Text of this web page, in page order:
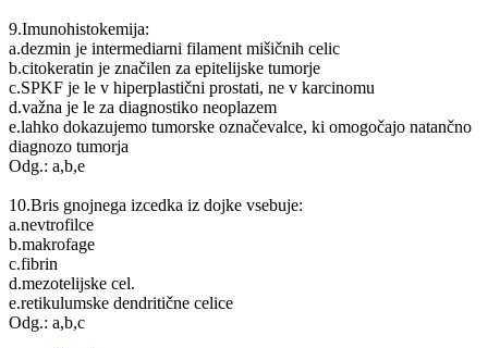
9.Imunohistokemija:
a.dezmin je intermediarni filament mišičnih celic
b.citokeratin je značilen za epitelijske tumorje
c.SPKF je le v hiperplastični prostati, ne v karcinomu
d.važna je le za diagnostiko neoplazem
e.lahko dokazujemo tumorske označevalce, ki omogočajo natančno
diagnozo tumorja
Odg.: a,b,e
10.Bris gnojnega izcedka iz dojke vsebuje:
a.nevtrofilce
b.makrofage
c.fibrin
d.mezotelijske cel.
e.retikulumske dendritične celice
Odg.: a,b,c